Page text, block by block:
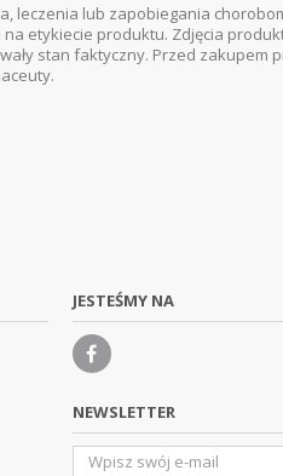
leczenia lub zapobiegania
etykiecie produktu. Zdjęcia
stan faktyczny. Przed zakupem
JESTEŚMY NA
NEWSLETTER